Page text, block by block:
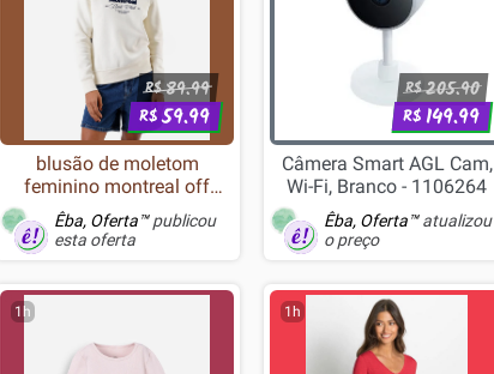
R$89.99
R$59.99
blusão de moletom
feminino montreal off
white
Êba, Oferta™publicou
esta oferta
R$205.90
R$149.99
Câmera Smart AGL Cam,
Wi-Fi, Branco - 1106264
Êba, Oferta™atualizou
o preço
1h 1h